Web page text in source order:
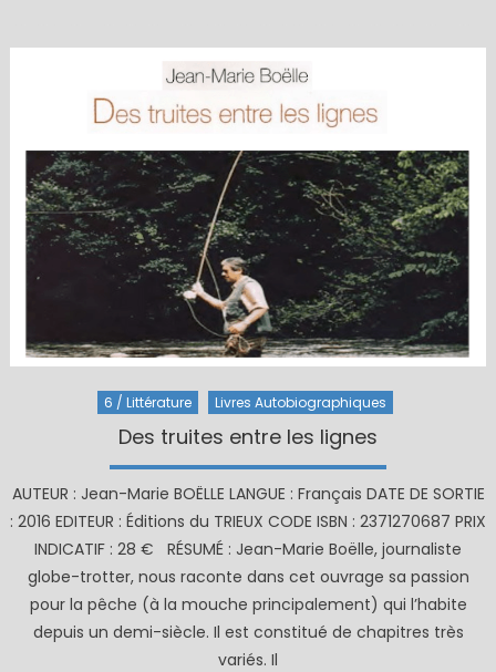
6 / Littérature Livres Autobiographiques
Des truites entre les lignes
AUTEUR : Jean-Marie BOËLLE LANGUE : Français DATE DE SORTIE
: 2016 EDITEUR : Éditions du TRIEUX CODE ISBN : 2371270687 PRIX
INDICATIF : 28 € RÉSUMÉ : Jean-Marie Boëlle, journaliste
globe-trotter, nous raconte dans cet ouvrage sa passion
pour la pêche (à la mouche principalement) qui l’habite
depuis un demi-siècle. Il est constitué de chapitres très
variés. Il